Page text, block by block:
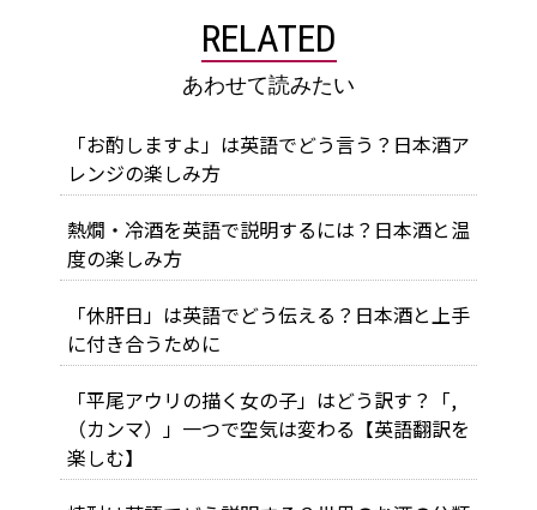
RELATED
あわせて読みたい
「お酌しますよ」は英語でどう言う？日本酒ア
レンジの楽しみ方
熱燗・冷酒を英語で説明するには？日本酒と温
度の楽しみ方
「休肝日」は英語でどう伝える？日本酒と上手
に付き合うために
「平尾アウリの描く女の子」はどう訳す？「,
（カンマ）」一つで空気は変わる【英語翻訳を
楽しむ】